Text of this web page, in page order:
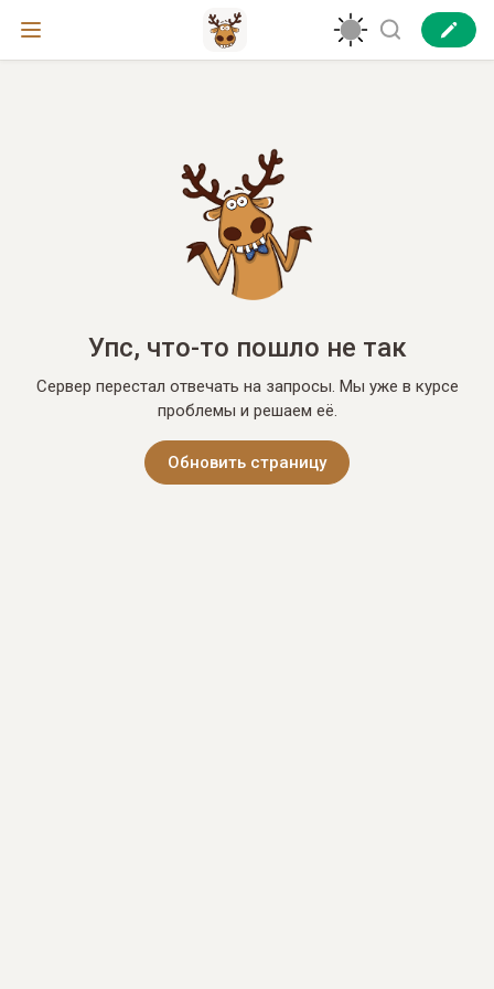
Упс, что-то пошло не так
Сервер перестал отвечать на запросы. Мы уже в курсе
проблемы и решаем её.
Обновить страницу